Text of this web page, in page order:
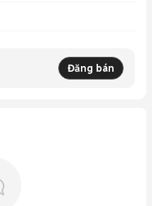
Đăng bán